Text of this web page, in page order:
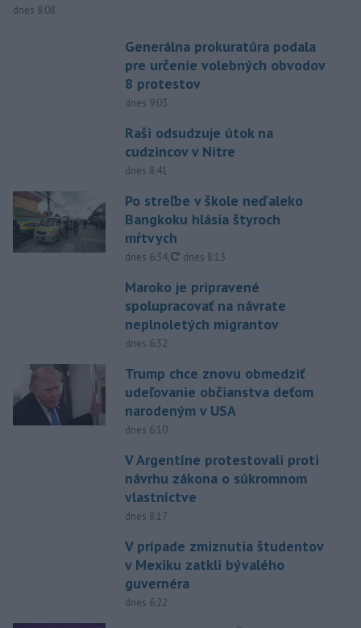
dnes 8:08
Generálna prokuratúra podala
pre určenie volebných obvodov
8 protestov
dnes 9:03
Raši odsudzuje útok na
cudzincov v Nitre
dnes 8:41
Po streľbe v škole neďaleko
Bangkoku hlásia štyroch
mŕtvych
dnes 6:34, aktualizované
dnes 8:13
Maroko je pripravené
spolupracovať na návrate
neplnoletých migrantov
dnes 6:32
Trump chce znovu obmedziť
udeľovanie občianstva deťom
narodeným v USA
dnes 6:10
V Argentíne protestovali proti
návrhu zákona o súkromnom
vlastníctve
dnes 8:17
V prípade zmiznutia študentov
v Mexiku zatkli bývalého
guvernéra
dnes 6:22